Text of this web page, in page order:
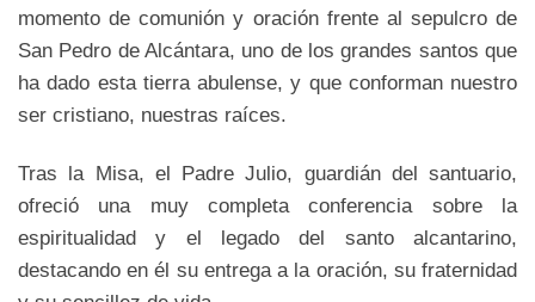
momento de comunión y oración frente al sepulcro de
San Pedro de Alcántara, uno de los grandes santos que
ha dado esta tierra abulense, y que conforman nuestro
ser cristiano, nuestras raíces.
Tras la Misa, el Padre Julio, guardián del santuario,
ofreció una muy completa conferencia sobre la
espiritualidad y el legado del santo alcantarino,
destacando en él su entrega a la oración, su fraternidad